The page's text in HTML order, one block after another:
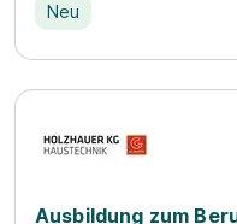
Neu
Ausbildung zum